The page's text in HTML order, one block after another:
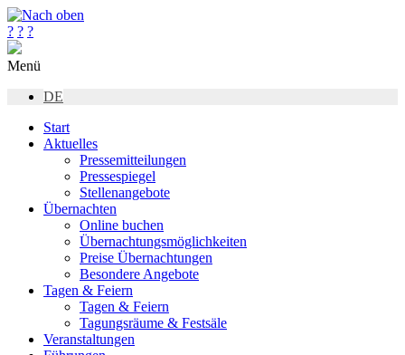
? ? ?
Menü
DE
Start
Aktuelles
Pressemitteilungen
Pressespiegel
Stellenangebote
Übernachten
Online buchen
Übernachtungsmöglichkeiten
Preise Übernachtungen
Besondere Angebote
Tagen & Feiern
Tagen & Feiern
Tagungsräume & Festsäle
Veranstaltungen